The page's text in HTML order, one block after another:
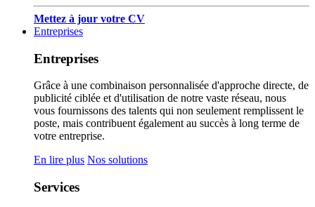
Mettez à jour votre CV
Entreprises
Entreprises
Grâce à une combinaison personnalisée d'approche directe, de
publicité ciblée et d'utilisation de notre vaste réseau, nous
vous fournissons des talents qui non seulement remplissent le
poste, mais contribuent également au succès à long terme de
votre entreprise.
En lire plus Nos solutions
Services